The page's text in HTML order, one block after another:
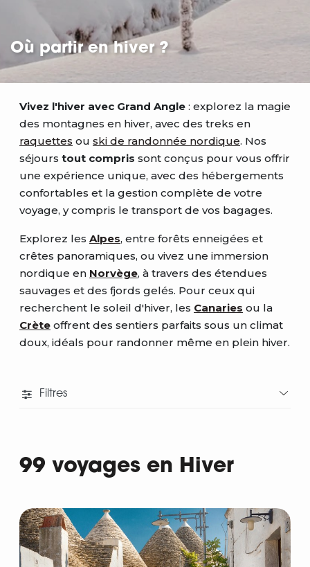
Où partir en hiver ?
Vivez l'hiver avec Grand Angle : explorez la magie
des montagnes en hiver, avec des treks en
raquettes ou ski de randonnée nordique. Nos
séjours tout compris sont conçus pour vous offrir
une expérience unique, avec des hébergements
confortables et la gestion complète de votre
voyage, y compris le transport de vos bagages.
Explorez les Alpes, entre forêts enneigées et
crêtes panoramiques, ou vivez une immersion
nordique en Norvège, à travers des étendues
sauvages et des fjords gelés. Pour ceux qui
recherchent le soleil d'hiver, les Canaries ou la
Crète offrent des sentiers parfaits sous un climat
doux, idéals pour randonner même en plein hiver.
Filtres
99 voyages en Hiver